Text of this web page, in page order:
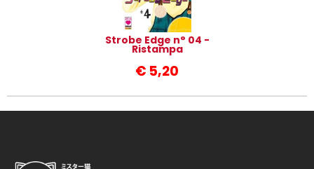
Strobe Edge n° 04 -
Ristampa
€ 5,20